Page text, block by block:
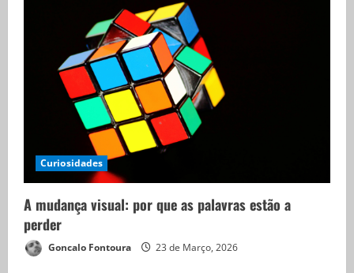
Curiosidades
A mudança visual: por que as palavras estão a
perder
Goncalo Fontoura 23 de Março, 2026